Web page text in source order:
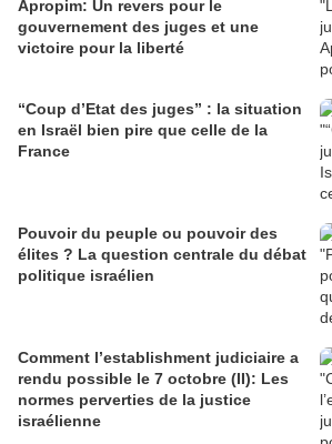
Apropim: Un revers pour le
gouvernement des juges et une
victoire pour la liberté
“Coup d’Etat des juges” : la situation
en Israël bien pire que celle de la
France
Pouvoir du peuple ou pouvoir des
élites ? La question centrale du débat
politique israélien
Comment l’establishment judiciaire a
rendu possible le 7 octobre (II): Les
normes perverties de la justice
israélienne